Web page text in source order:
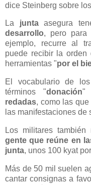
dice Steinberg sobre
La juntaasegura
desarrollo, pero para
ejemplo, recurre al
puede recibir la orden
herramientas "por el
El vocabulario de
términos "donación"
redadas, como las
las manifestaciones de
Los militares
gente que reúne en
junta, unos 100 kyat
Más de 50 mil suelen
cantar consignas a